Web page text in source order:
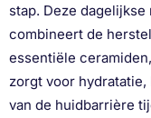
stap. Deze
combineert de
essentiële
zorgt voor
van de huidbarrière